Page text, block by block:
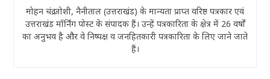
मोहन चंद्र जोशी, नैनीताल (उत्तराखंड) के मान्यता प्राप्त वरिष्ठ पत्रकार एवं
उत्तराखंड मॉर्निंग पोस्ट के संपादक हैं। उन्हें पत्रकारिता के क्षेत्र में 26 वर्षों
का अनुभव है और वे निष्पक्ष व जनहितकारी पत्रकारिता के लिए जाने जाते
हैं।